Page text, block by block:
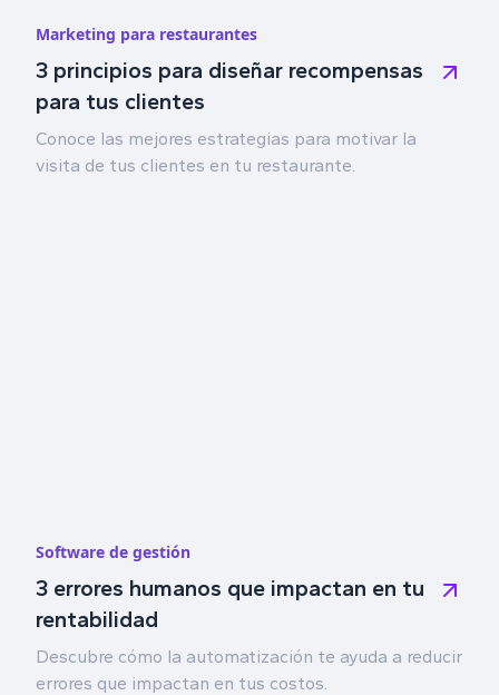
Marketing para restaurantes
3 principios para diseñar recompensas
para tus clientes
Conoce las mejores estrategias para motivar la
visita de tus clientes en tu restaurante.
Software de gestión
3 errores humanos que impactan en tu
rentabilidad
Descubre cómo la automatización te ayuda a reducir
errores que impactan en tus costos.